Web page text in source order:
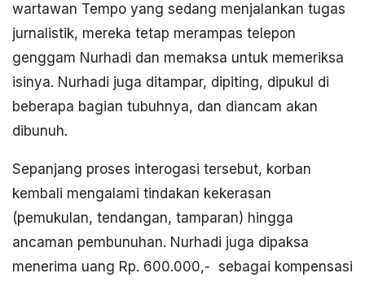
wartawan Tempo yang sedang menjalankan tugas
jurnalistik, mereka tetap merampas telepon
genggam Nurhadi dan memaksa untuk memeriksa
isinya. Nurhadi juga ditampar, dipiting, dipukul di
beberapa bagian tubuhnya, dan diancam akan
dibunuh.
Sepanjang proses interogasi tersebut, korban
kembali mengalami tindakan kekerasan
(pemukulan, tendangan, tamparan) hingga
ancaman pembunuhan. Nurhadi juga dipaksa
menerima uang Rp. 600.000,- sebagai kompensasi